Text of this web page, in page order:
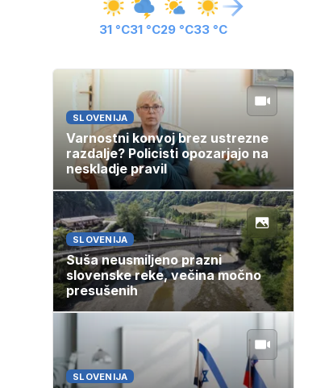
31 °C31 °C29 °C33 °C
SLOVENIJA
Varnostni konvoj brez ustrezne
razdalje? Policisti opozarjajo na
neskladje pravil
SLOVENIJA
Suša neusmiljeno prazni
slovenske reke, večina močno
presušenih
SLOVENIJA